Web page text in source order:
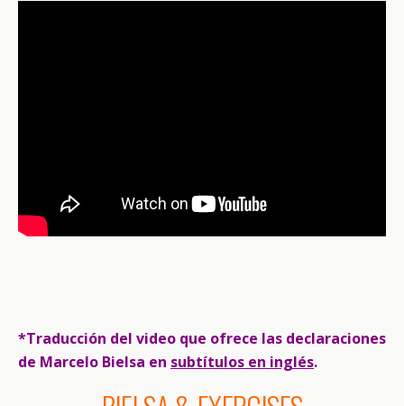
*Traducción del video que ofrece las declaraciones
de Marcelo Bielsa en subtítulos en inglés.